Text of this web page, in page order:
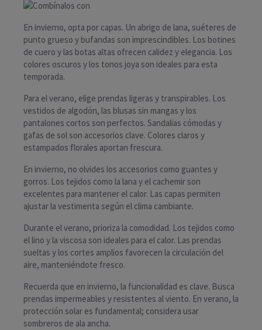
En invierno, opta por capas. Un abrigo de lana, suéteres de
punto grueso y bufandas son imprescindibles. Los botines
de cuero y las botas altas ofrecen calidez y elegancia. Los
colores oscuros y los tonos joya son ideales para esta
temporada.
Para el verano, elige prendas ligeras y transpirables. Los
vestidos de algodón, las blusas sin mangas y los
pantalones cortos son perfectos. Sandalias cómodas y
gafas de sol son accesorios clave. Colores claros y
estampados florales aportan frescura.
En invierno, no olvides los accesorios como guantes y
gorros. Los tejidos como la lana y el cachemir son
excelentes para mantener el calor. Las capas permiten
ajustar la vestimenta según el clima cambiante.
Durante el verano, prioriza la comodidad. Los tejidos como
el lino y la viscosa son ideales para el calor. Las prendas
sueltas y los cortes amplios favorecen la circulación del
aire, manteniéndote fresco.
Recuerda que en invierno, la funcionalidad es clave. Busca
prendas impermeables y resistentes al viento. En verano, la
protección solar es fundamental; considera usar
sombreros de ala ancha.